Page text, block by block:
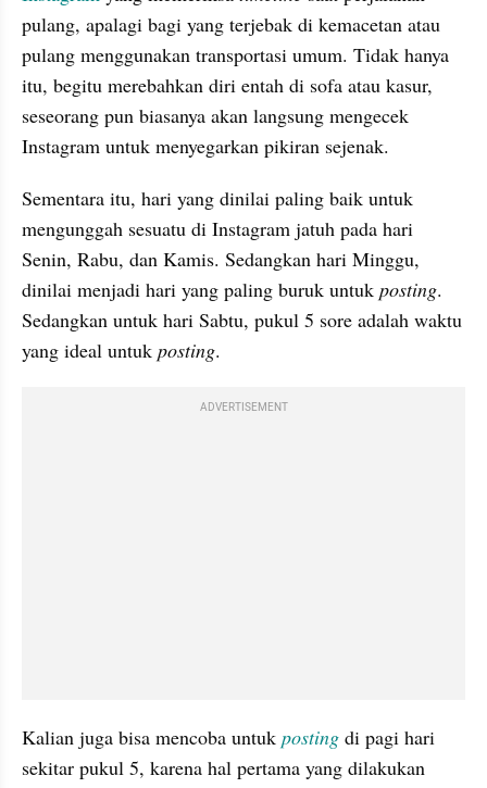
pulang, apalagi bagi yang terjebak di kemacetan atau
pulang menggunakan transportasi umum. Tidak hanya
itu, begitu merebahkan diri entah di sofa atau kasur,
seseorang pun biasanya akan langsung mengecek
Instagram untuk menyegarkan pikiran sejenak.
Sementara itu, hari yang dinilai paling baik untuk
mengunggah sesuatu di Instagram jatuh pada hari
Senin, Rabu, dan Kamis. Sedangkan hari Minggu,
dinilai menjadi hari yang paling buruk untuk posting.
Sedangkan untuk hari Sabtu, pukul 5 sore adalah waktu
yang ideal untuk posting.
ADVERTISEMENT
Kalian juga bisa mencoba untuk posting di pagi hari
sekitar pukul 5, karena hal pertama yang dilakukan